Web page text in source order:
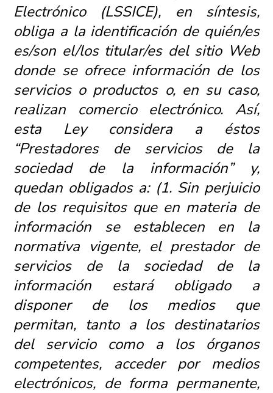
Electrónico (LSSICE), en síntesis,
obliga a la identificación de quién/es
es/son el/los titular/es del sitio Web
donde se ofrece información de los
servicios o productos o, en su caso,
realizan comercio electrónico. Así,
esta Ley considera a éstos
“Prestadores de servicios de la
sociedad de la información” y,
quedan obligados a: (1. Sin perjuicio
de los requisitos que en materia de
información se establecen en la
normativa vigente, el prestador de
servicios de la sociedad de la
información estará obligado a
disponer de los medios que
permitan, tanto a los destinatarios
del servicio como a los órganos
competentes, acceder por medios
electrónicos, de forma permanente,